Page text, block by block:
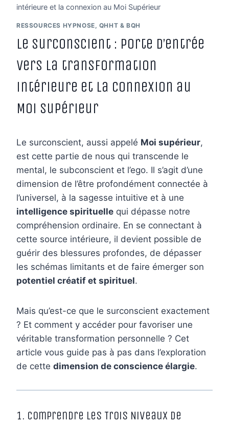
intérieure et la connexion au Moi Supérieur
RESSOURCES HYPNOSE, QHHT & BQH
Le Surconscient : Porte d’entrée
vers la transformation
intérieure et la connexion au
Moi Supérieur
Le surconscient, aussi appelé Moi supérieur,
est cette partie de nous qui transcende le
mental, le subconscient et l’ego. Il s’agit d’une
dimension de l’être profondément connectée à
l’universel, à la sagesse intuitive et à une
intelligence spirituelle qui dépasse notre
compréhension ordinaire. En se connectant à
cette source intérieure, il devient possible de
guérir des blessures profondes, de dépasser
les schémas limitants et de faire émerger son
potentiel créatif et spirituel.
Mais qu’est-ce que le surconscient exactement
? Et comment y accéder pour favoriser une
véritable transformation personnelle ? Cet
article vous guide pas à pas dans l’exploration
de cette dimension de conscience élargie.
1. Comprendre les Trois Niveaux de